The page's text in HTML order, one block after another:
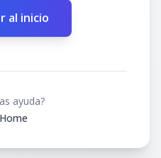
al inicio
ayuda?